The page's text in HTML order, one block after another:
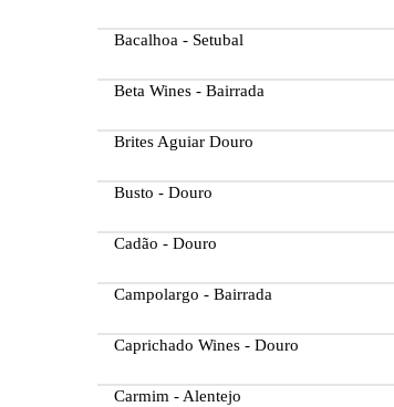
Bacalhoa - Setubal
Beta Wines - Bairrada
Brites Aguiar Douro
Busto - Douro
Cadão - Douro
Campolargo - Bairrada
Caprichado Wines - Douro
Carmim - Alentejo